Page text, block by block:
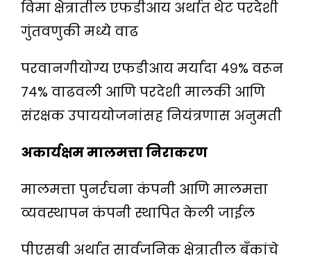
विमा क्षेत्रातील एफडीआय अर्थात थेट परदेशी
गुंतवणुकी मध्ये वाढ
परवानगीयोग्य एफडीआय मर्यादा ४९% वरून
७४% वाढवली आणि परदेशी मालकी आणि
संरक्षक उपाययोजनांसह नियंत्रणास अनुमती
अकार्यक्षम मालमत्ता निराकरण
मालमत्ता पुनर्रचना कंपनी आणि मालमत्ता
व्यवस्थापन कंपनी स्थापित केली जाईल
पीएसबी अर्थात सार्वजनिक क्षेत्रातील बँकांचे